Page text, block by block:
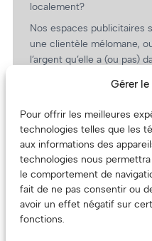
Gérer
Pour offrir les meilleures
technologies telles que les
aux informations des
technologies nous
le comportement de
fait de ne pas consentir ou
avoir un effet négatif sur
fonctions.
localement?
Nos espaces publicitaires
une clientèle mélomane,
l’argent qu’elle a (ou pas)
revient.
(Oui, on va avoir des tarifs
artistes!)